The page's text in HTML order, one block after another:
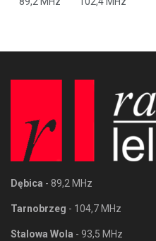
Dębica - 89,2 MHz
Tarnobrzeg - 104,7 MHz
Stalowa Wola - 93,5 MHz